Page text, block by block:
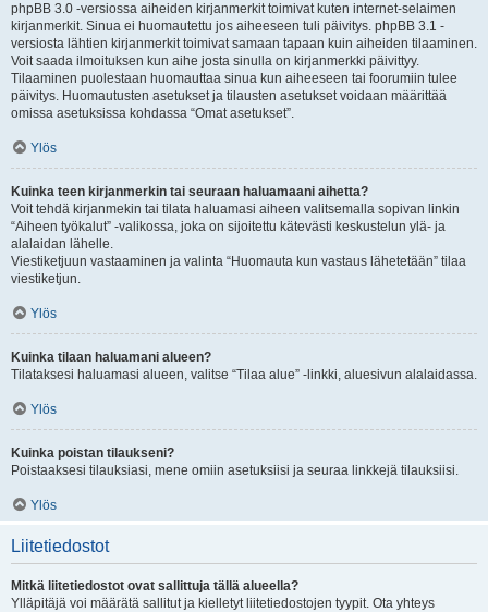
phpBB 3.0 -versiossa aiheiden kirjanmerkit toimivat kuten internet-selaimen
kirjanmerkit. Sinua ei huomautettu jos aiheeseen tuli päivitys. phpBB 3.1 -
versiosta lähtien kirjanmerkit toimivat samaan tapaan kuin aiheiden tilaaminen.
Voit saada ilmoituksen kun aihe josta sinulla on kirjanmerkki päivittyy.
Tilaaminen puolestaan huomauttaa sinua kun aiheeseen tai foorumiin tulee
päivitys. Huomautusten asetukset ja tilausten asetukset voidaan määrittää
omissa asetuksissa kohdassa “Omat asetukset”.
Ylös
Kuinka teen kirjanmerkin tai seuraan haluamaani aihetta?
Voit tehdä kirjanmekin tai tilata haluamasi aiheen valitsemalla sopivan linkin
“Aiheen työkalut” -valikossa, joka on sijoitettu kätevästi keskustelun ylä- ja
alalaidan lähelle.
Viestiketjuun vastaaminen ja valinta “Huomauta kun vastaus lähetetään” tilaa
viestiketjun.
Ylös
Kuinka tilaan haluamani alueen?
Tilataksesi haluamasi alueen, valitse “Tilaa alue” -linkki, aluesivun alalaidassa.
Ylös
Kuinka poistan tilaukseni?
Poistaaksesi tilauksiasi, mene omiin asetuksiisi ja seuraa linkkejä tilauksiisi.
Ylös
Liitetiedostot
Mitkä liitetiedostot ovat sallittuja tällä alueella?
Ylläpitäjä voi määrätä sallitut ja kielletyt liitetiedostojen tyypit. Ota yhteys